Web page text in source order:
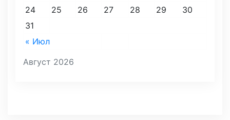
Август 2026
« Июл
24
25 26 27 28 29
30
31